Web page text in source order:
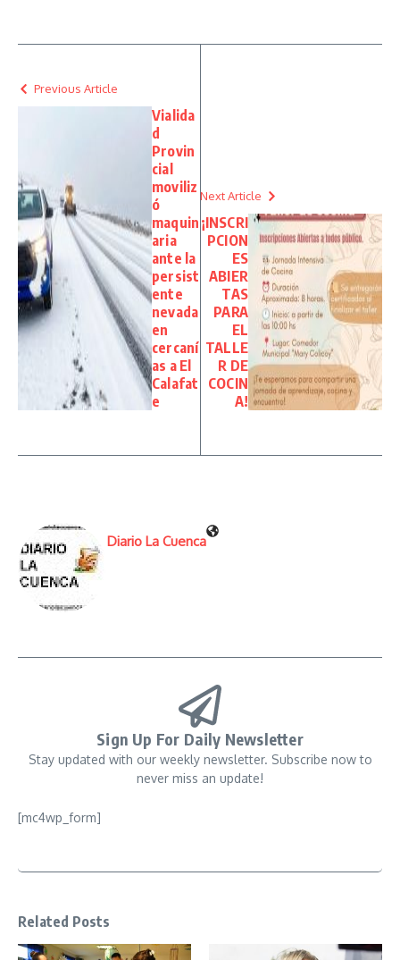
Previous Article
Vialida
d
Provin
cial
moviliz
ó
maquin
aria
ante la
persist
ente
nevada
en
cercaní
as a El
Calafat
e
Next Article
¡INSCRI
PCION
ES
ABIER
TAS
PARA
EL
TALLE
R DE
COCIN
A!
Diario La Cuenca
Sign Up For Daily Newsletter
Stay updated with our weekly newsletter. Subscribe now to
never miss an update!
[mc4wp_form]
Related Posts